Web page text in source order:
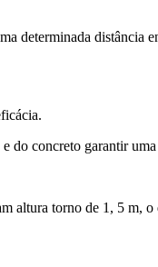
determinada distância
do concreto garantir
altura torno de 1, 5 m,